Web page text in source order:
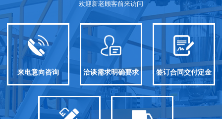
欢迎新老顾客前来访问
来电意向咨询 洽谈需求明确要求 签订合同交付定金